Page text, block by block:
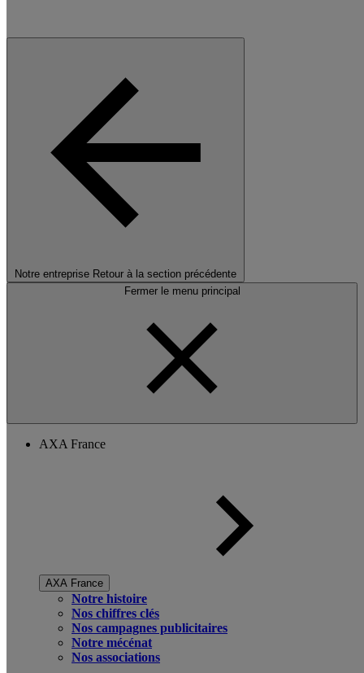
Notre entreprise Retour à la section précédente
Fermer le menu principal
AXA France
AXA France
Notre histoire
Nos chiffres clés
Nos campagnes publicitaires
Notre mécénat
Nos associations